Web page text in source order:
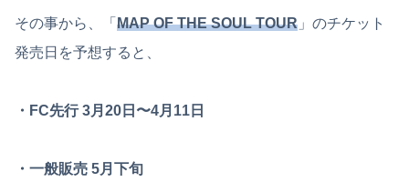
その事から、「 MAP OF THE SOUL TOUR 」のチケット
発売日を予想すると、
・FC先行 3月20日〜4月11日
・一般販売 5月下旬